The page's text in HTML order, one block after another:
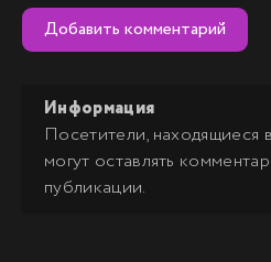
Добавить комментарий
Информация
Посетители, находящиеся
могут оставлять
публикации.